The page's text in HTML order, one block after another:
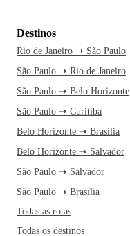
Destinos
Rio de Janeiro ➝ São Paulo
São Paulo ➝ Rio de Janeiro
São Paulo ➝ Belo Horizonte
São Paulo ➝ Curitiba
Belo Horizonte ➝ Brasília
Belo Horizonte ➝ Salvador
São Paulo ➝ Salvador
São Paulo ➝ Brasília
Todas as rotas
Todas os destinos